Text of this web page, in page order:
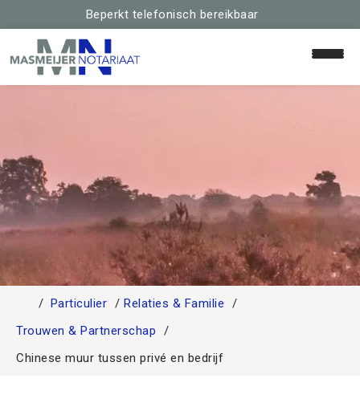
Beperkt telefonisch bereikbaar
Home
Relaties & Familie
Huis & Hypotheek
Schenken & Erven
Particulier
Relaties & Familie
Trouwen & Partnerschap
Chinese muur tussen privé en bedrijf